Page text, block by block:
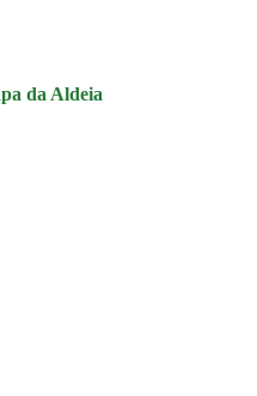
da Aldeia